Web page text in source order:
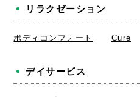
リラクゼーション
ボディコンフォート Cure
デイサービス